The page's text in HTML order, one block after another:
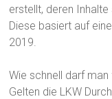
erstellt, deren
Diese basiert auf
2019.
Wie schnell darf man
Gelten die LKW